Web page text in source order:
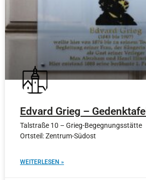
Edvard Grieg – Gedenktafel
Talstraße 10 – Grieg-Begegnungsstätte
Ortsteil: Zentrum-Südost
WEITERLESEN »